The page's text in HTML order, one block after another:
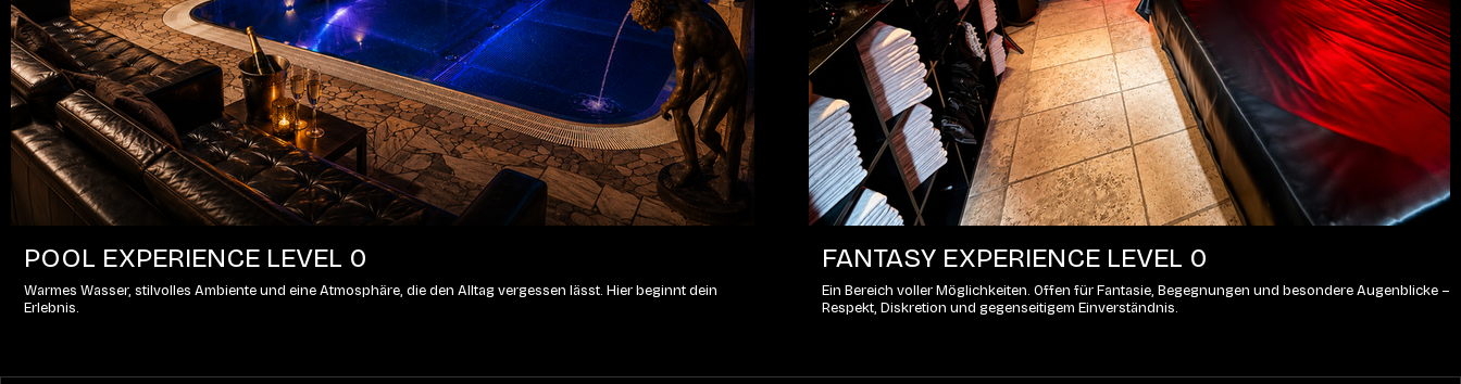
POOL EXPERIENCE LEVEL 0
Warmes Wasser, stilvolles Ambiente und eine Atmosphäre, die den Alltag vergessen lässt. Hier beginnt dein
Erlebnis.
FANTASY EXPERIENCE LEVEL 0
Ein Bereich voller Möglichkeiten. Offen für Fantasie, Begegnungen und besondere Augenblicke –
Respekt, Diskretion und gegenseitigem Einverständnis.